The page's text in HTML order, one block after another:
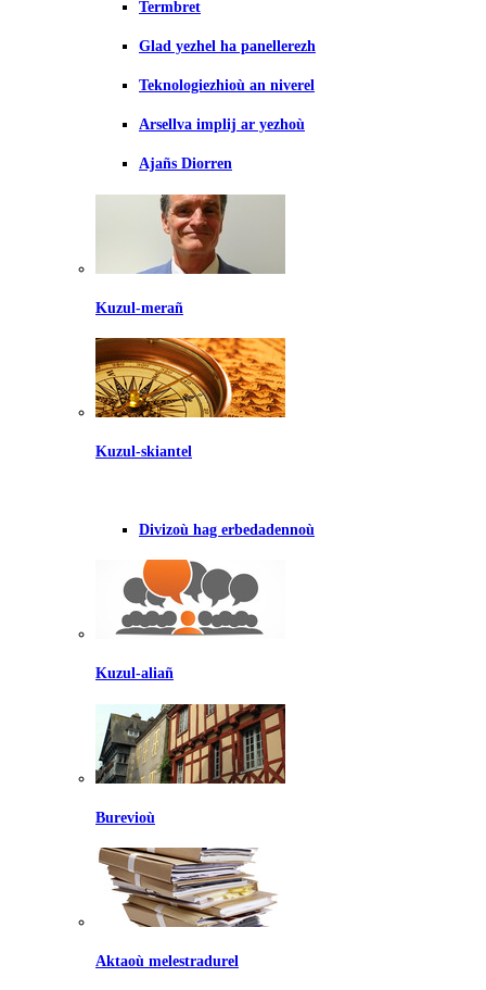
Termbret
Glad yezhel ha panellerezh
Teknologiezhioù an niverel
Arsellva implij ar yezhoù
Ajañs Diorren
Kuzul-merañ
Kuzul-skiantel
Divizoù hag erbedadennoù
Kuzul-aliañ
Burevioù
Aktaoù melestradurel